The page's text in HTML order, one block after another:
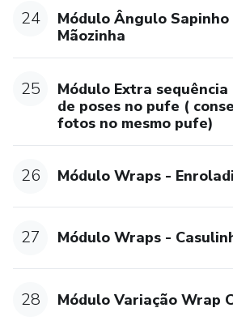
24
Módulo Ângulo Sapinho
Mãozinha
25
Módulo Extra
de poses no pufe (
fotos no mesmo pufe)
26 Módulo Wraps -
27 Módulo Wraps -
28 Módulo Variação Wrap